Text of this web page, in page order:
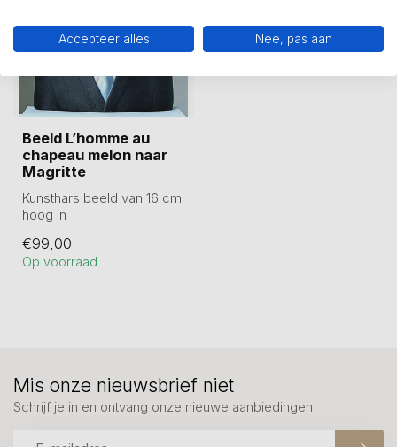
Beeld L’homme au
chapeau melon naar
Magritte
Kunsthars beeld van 16 cm
hoog in
portret van de man met...
€99,00
Op voorraad
Mis onze nieuwsbrief niet
Schrijf je in en ontvang onze nieuwe aanbiedingen
Accepteer alles Nee, pas aan